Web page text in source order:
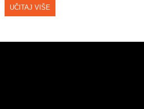
UČITAJ VIŠE